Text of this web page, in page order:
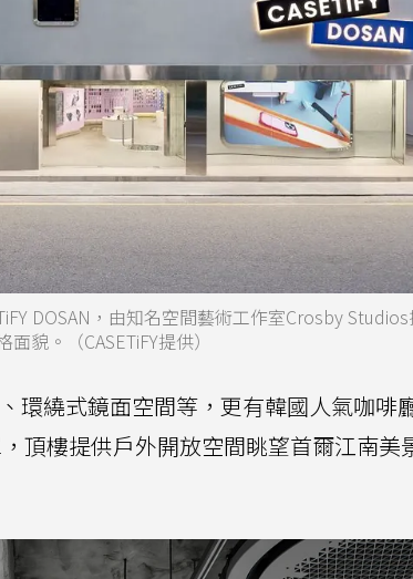
DOSAN，由知名空間藝術工作室Crosby
貌。（CASETiFY提供）
環繞式鏡面空間等，更有韓國人氣咖啡
頂樓提供戶外開放空間眺望首爾江南美